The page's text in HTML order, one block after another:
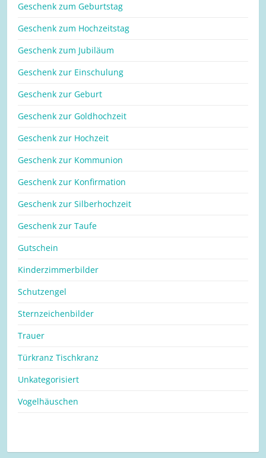
Geschenk zum Geburtstag
Geschenk zum Hochzeitstag
Geschenk zum Jubiläum
Geschenk zur Einschulung
Geschenk zur Geburt
Geschenk zur Goldhochzeit
Geschenk zur Hochzeit
Geschenk zur Kommunion
Geschenk zur Konfirmation
Geschenk zur Silberhochzeit
Geschenk zur Taufe
Gutschein
Kinderzimmerbilder
Schutzengel
Sternzeichenbilder
Trauer
Türkranz Tischkranz
Unkategorisiert
Vogelhäuschen